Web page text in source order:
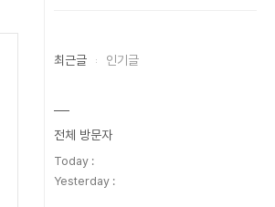
최근글 인기글
전체 방문자
Today :
Yesterday :